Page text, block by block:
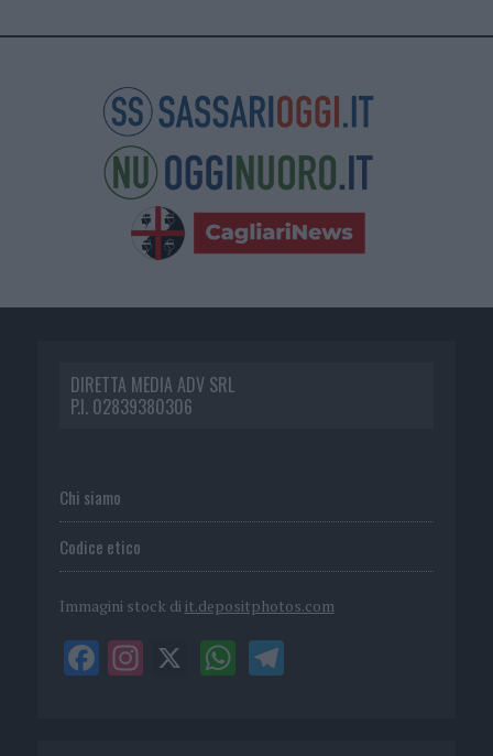
DIRETTA MEDIA ADV SRL
P.I. 02839380306
Chi siamo
Codice etico
Immagini stock di it.depositphotos.com